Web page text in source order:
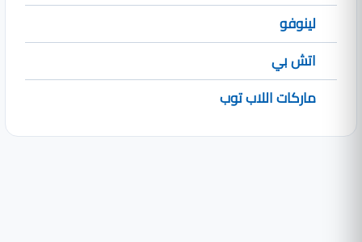
لينوفو
اتش بي
ماركات اللاب توب